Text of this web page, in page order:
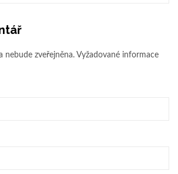
nebude zveřejněna. Vyžadované informace